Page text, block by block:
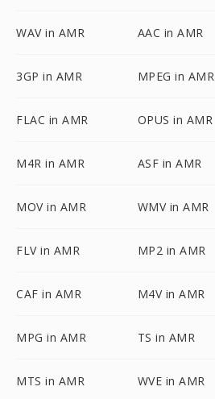
WAV in AMR AAC in AMR
3GP in AMR MPEG in AMR
FLAC in AMR OPUS in AMR
M4R in AMR ASF in AMR
MOV in AMR WMV in AMR
FLV in AMR MP2 in AMR
CAF in AMR M4V in AMR
MPG in AMR TS in AMR
MTS in AMR WVE in AMR